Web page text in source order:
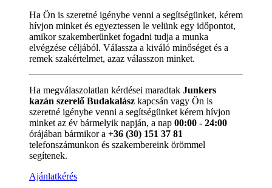
Ha Ön is szeretné igénybe venni a segítségünket, kérem
hívjon minket és egyeztessen le velünk egy időpontot,
amikor szakemberünket fogadni tudja a munka
elvégzése céljából. Válassza a kiváló minőséget és a
remek szakértelmet, azaz válasszon minket.
Ha megválaszolatlan kérdései maradtak Junkers
kazán szerelő Budakalász kapcsán vagy Ön is
szeretné igénybe venni a segítségünket kérem hívjon
minket az év bármelyik napján, a nap 00:00 - 24:00
órájában bármikor a +36 (30) 151 37 81
telefonszámunkon és szakembereink örömmel
segítenek.
Ajánlatkérés